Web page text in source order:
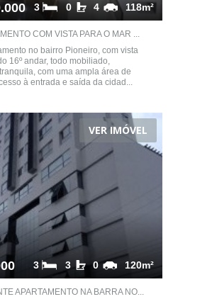
118m²
4
0
3
COM VISTA PARA O MAR ...
no bairro Pioneiro, com vista
16º andar, todo mobiliado,
com uma ampla área de
à entrada e saída da cidad...
VER IMÓVEL
120m²
0
3
3
APARTAMENTO NA BARRA NO...